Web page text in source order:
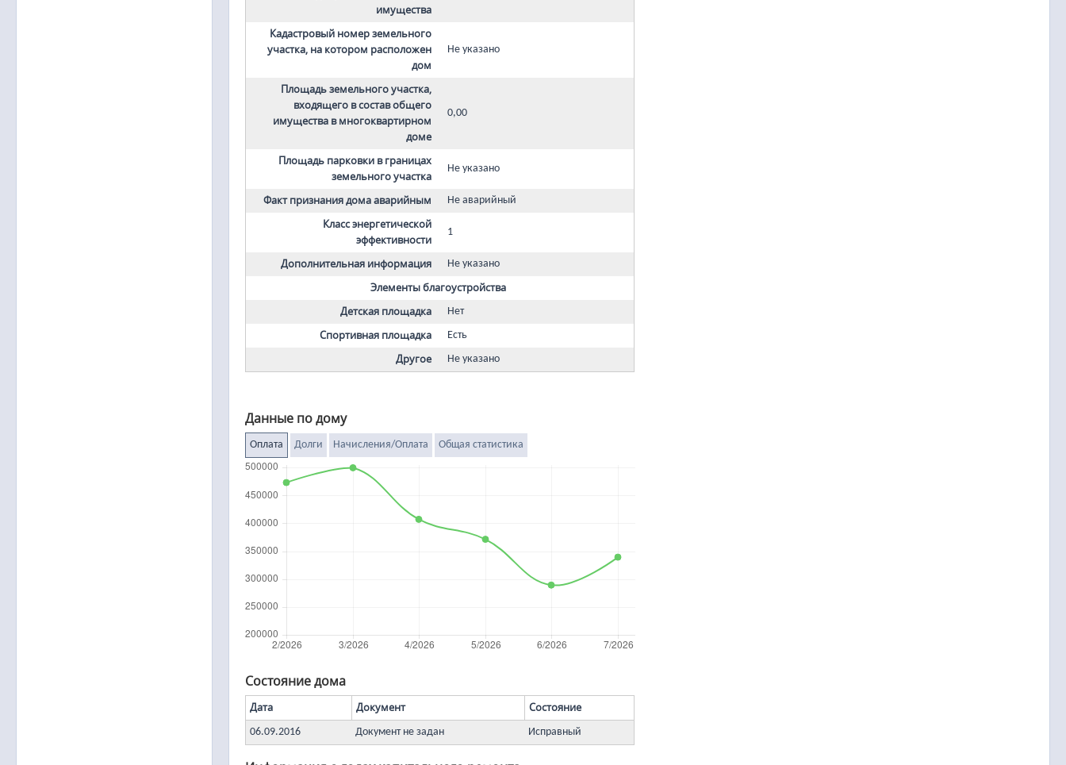
имущества
Кадастровый номер земельного
участка, на котором расположен
дом
Не указано
Площадь земельного участка,
входящего в состав общего
имущества в многоквартирном
доме
0,00
Площадь парковки в границах
земельного участка
Не указано
Факт признания дома аварийным Не аварийный
Класс энергетической
эффективности
1
Дополнительная информация Не указано
Элементы благоустройства
Детская площадка
Нет
Спортивная площадка Есть
Другое Не указано
Данные по дому
Оплата Долги Начисления/Оплата Общая статистика
Состояние дома
Дата Документ Состояние
06.09.2016 Документ не задан Исправный